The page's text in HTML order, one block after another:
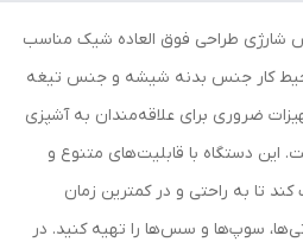
طراحی فوق العاده شیک مناسب
محیط کار جنس بدنه شیشه و جنس تیغه
ضروری برای علاقه‌مندان به آشپزی
این دستگاه با قابلیت‌های متنوع و
کند تا به راحتی و در کمترین زمان
سوپ‌ها و سس‌ها را تهیه کنید. در